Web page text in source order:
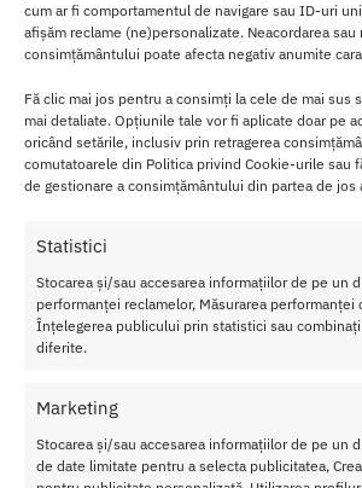
cum ar fi comportamentul de navigare sau ID-uri
afișăm reclame (ne)personalizate. Neacordarea sau
consimțământului poate afecta negativ anumite
Fă clic mai jos pentru a consimți la cele de mai sus
mai detaliate. Opțiunile tale vor fi aplicate doar pe
oricând setările, inclusiv prin retragerea
comutatoarele din Politica privind Cookie-urile sau
de gestionare a consimțământului din partea de jos
Statistici
Stocarea și/sau accesarea informațiilor de pe un
performanței reclamelor, Măsurarea performanței
Înțelegerea publicului prin statistici sau
diferite.
Marketing
Stocarea și/sau accesarea informațiilor de pe un
de date limitate pentru a selecta publicitatea,
Cu toate acestea, este importantsa
trebuie sa fie utilizat pentru a trage sau a
Este foarte importantsa folositi elementul
utilizare corecta si sigura a produsului
Este adevarat ca butt plug-urile nu sunt
Poate fi utilizat individual sau in timpul
oferindu-va ocaziade a explora fanteziile
nota picanta dinamicelor voastre sexuale.
calitate si cu un design unic in colectia dvs.
ideala.